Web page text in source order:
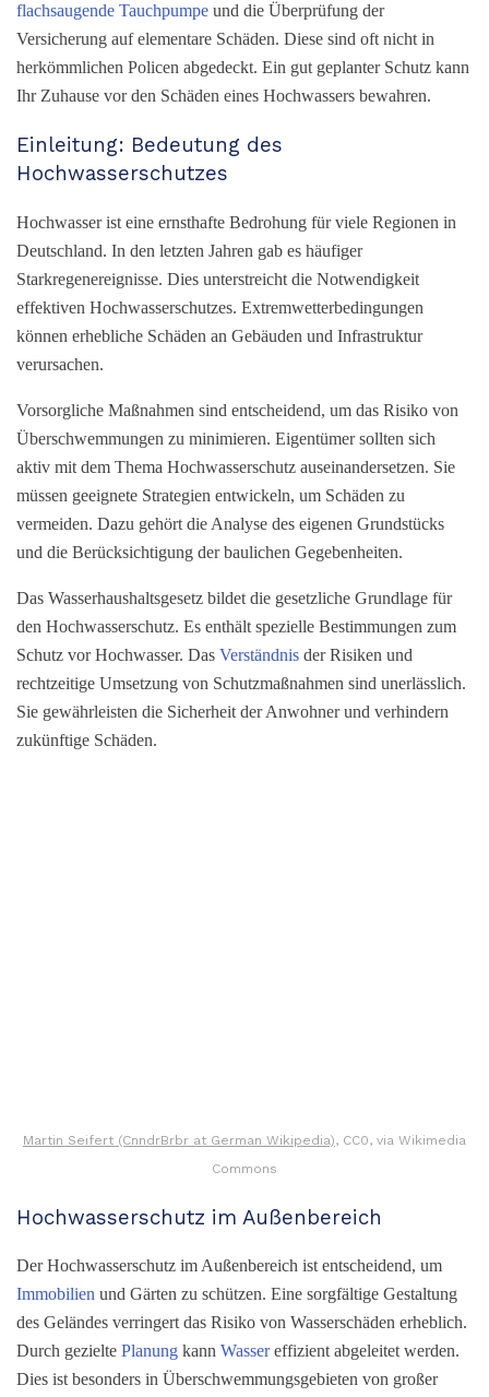
flachsaugende Tauchpumpe und die Überprüfung der
Versicherung auf elementare Schäden. Diese sind oft nicht in
herkömmlichen Policen abgedeckt. Ein gut geplanter Schutz kann
Ihr Zuhause vor den Schäden eines Hochwassers bewahren.
Einleitung: Bedeutung des
Hochwasserschutzes
Hochwasser ist eine ernsthafte Bedrohung für viele Regionen in
Deutschland. In den letzten Jahren gab es häufiger
Starkregenereignisse. Dies unterstreicht die Notwendigkeit
effektiven Hochwasserschutzes. Extremwetterbedingungen
können erhebliche Schäden an Gebäuden und Infrastruktur
verursachen.
Vorsorgliche Maßnahmen sind entscheidend, um das Risiko von
Überschwemmungen zu minimieren. Eigentümer sollten sich
aktiv mit dem Thema Hochwasserschutz auseinandersetzen. Sie
müssen geeignete Strategien entwickeln, um Schäden zu
vermeiden. Dazu gehört die Analyse des eigenen Grundstücks
und die Berücksichtigung der baulichen Gegebenheiten.
Das Wasserhaushaltsgesetz bildet die gesetzliche Grundlage für
den Hochwasserschutz. Es enthält spezielle Bestimmungen zum
Schutz vor Hochwasser. Das Verständnis der Risiken und
rechtzeitige Umsetzung von Schutzmaßnahmen sind unerlässlich.
Sie gewährleisten die Sicherheit der Anwohner und verhindern
zukünftige Schäden.
Martin Seifert (CnndrBrbr at German Wikipedia), CC0, via Wikimedia
Commons
Hochwasserschutz im Außenbereich
Der Hochwasserschutz im Außenbereich ist entscheidend, um
Immobilien und Gärten zu schützen. Eine sorgfältige Gestaltung
des Geländes verringert das Risiko von Wasserschäden erheblich.
Durch gezielte Planung kann Wassereffizient abgeleitet werden.
Dies ist besonders in Überschwemmungsgebieten von großer